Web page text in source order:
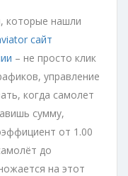
которые нашли
сайт
– не просто клик
управление
когда самолет
сумму,
от 1.00
до
на этот